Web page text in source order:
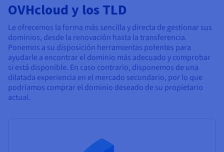
OVHcloud y los TLD
Le ofrecemos la forma más sencilla y directa de gestionar sus
dominios, desde la renovación hasta la transferencia.
Ponemos a su disposición herramientas potentes para
ayudarle a encontrar el dominio más adecuado y comprobar
si está disponible. En caso contrario, disponemos de una
dilatada experiencia en el mercado secundario, por lo que
podríamos comprar el dominio deseado de su propietario
actual.